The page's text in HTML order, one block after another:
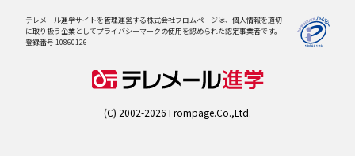
オープンキャンパス検索
来場型・Web型イベント特集 夢ナビライブ
テレメール進学サイトを管理運営する株式会社フロムページは、個人情報を適切
に取り扱う企業としてプライバシーマークの使用を認められた認定事業者です。
登録番号 10860126
(C) 2002-2026 Frompage.Co.,Ltd.